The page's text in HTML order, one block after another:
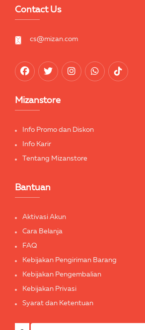
Contact Us
cs@mizan.com
Mizanstore
Info Promo dan Diskon
Info Karir
Tentang Mizanstore
Bantuan
Aktivasi Akun
Cara Belanja
FAQ
Kebijakan Pengiriman Barang
Kebijakan Pengembalian
Kebijakan Privasi
Syarat dan Ketentuan